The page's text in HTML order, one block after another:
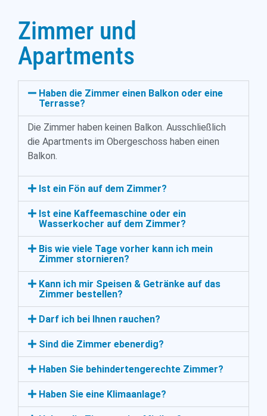
Zimmer und
Apartments
Haben die Zimmer einen Balkon oder eine
Terrasse?
Die Zimmer haben keinen Balkon. Ausschließlich
die Apartments im Obergeschoss haben einen
Balkon.
Ist ein Fön auf dem Zimmer?
Ist eine Kaffeemaschine oder ein
Wasserkocher auf dem Zimmer?
Bis wie viele Tage vorher kann ich mein
Zimmer stornieren?
Kann ich mir Speisen & Getränke auf das
Zimmer bestellen?
Darf ich bei Ihnen rauchen?
Sind die Zimmer ebenerdig?
Haben Sie behindertengerechte Zimmer?
Haben Sie eine Klimaanlage?